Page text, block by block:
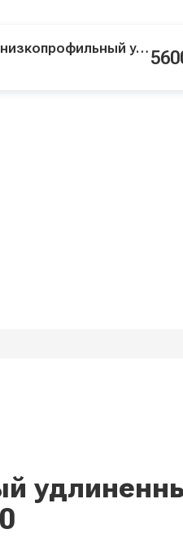
Донный низкопрофильный удлиненный клапан Niehüser N14-100VF ГОСТ EN 13316‒2020